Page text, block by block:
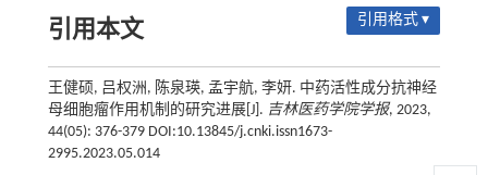
引用本文 引用格式 ▾
王健硕, 吕权洲, 陈泉瑛, 孟宇航, 李妍. 中药活性成分抗神经
母细胞瘤作用机制的研究进展[J]. 吉林医药学院学报, 2023,
44(05): 376-379 DOI:10.13845/j.cnki.issn1673-
2995.2023.05.014